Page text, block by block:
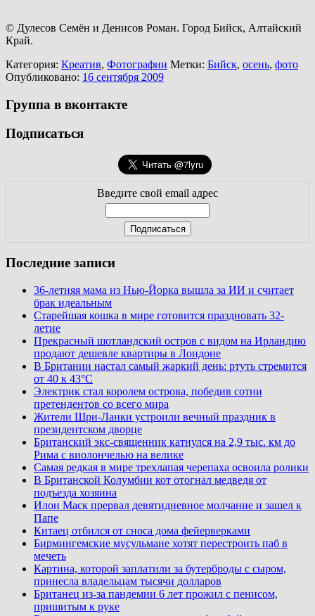
© Дулесов Семён и Денисов Роман. Город Бийск, Алтайский
Край.
Категория: Креатив, Фотографии Метки: Бийск, осень, фото
Опубликовано: 16 сентября 2009
Группа в вконтакте
Подписаться
Введите свой email адрес
Последние записи
36-летняя мама из Нью-Йорка вышла за ИИ и считает
брак идеальным
Старейшая кошка в мире готовится праздновать 32-
летие
Прекрасный шотландский остров с видом на Ирландию
продают дешевле квартиры в Лондоне
В Британии настал самый жаркий день: ртуть стремится
от 40 к 43°C
Электрик стал королем острова, победив сотни
претендентов со всего мира
Жители Шри-Ланки устроили вечный праздник в
президентском дворце
Британский экс-священник катнулся на 2,9 тыс. км до
Рима с виолончелью на велике
Самая редкая в мире трехлапая черепаха освоила ролики
В Британской Колумбии кот отогнал медведя от
подъезда хозяина
Илон Маск прервал девятидневное молчание и зашел к
Папе
Китаец отбился от сноса дома фейерверками
Бирмингемские мусульмане хотят перестроить паб в
мечеть
Картина, которой заплатили за бутерброды с сыром,
принесла владельцам тысячи долларов
Британец из-за пандемии 6 лет прожил с пенисом,
пришитым к руке